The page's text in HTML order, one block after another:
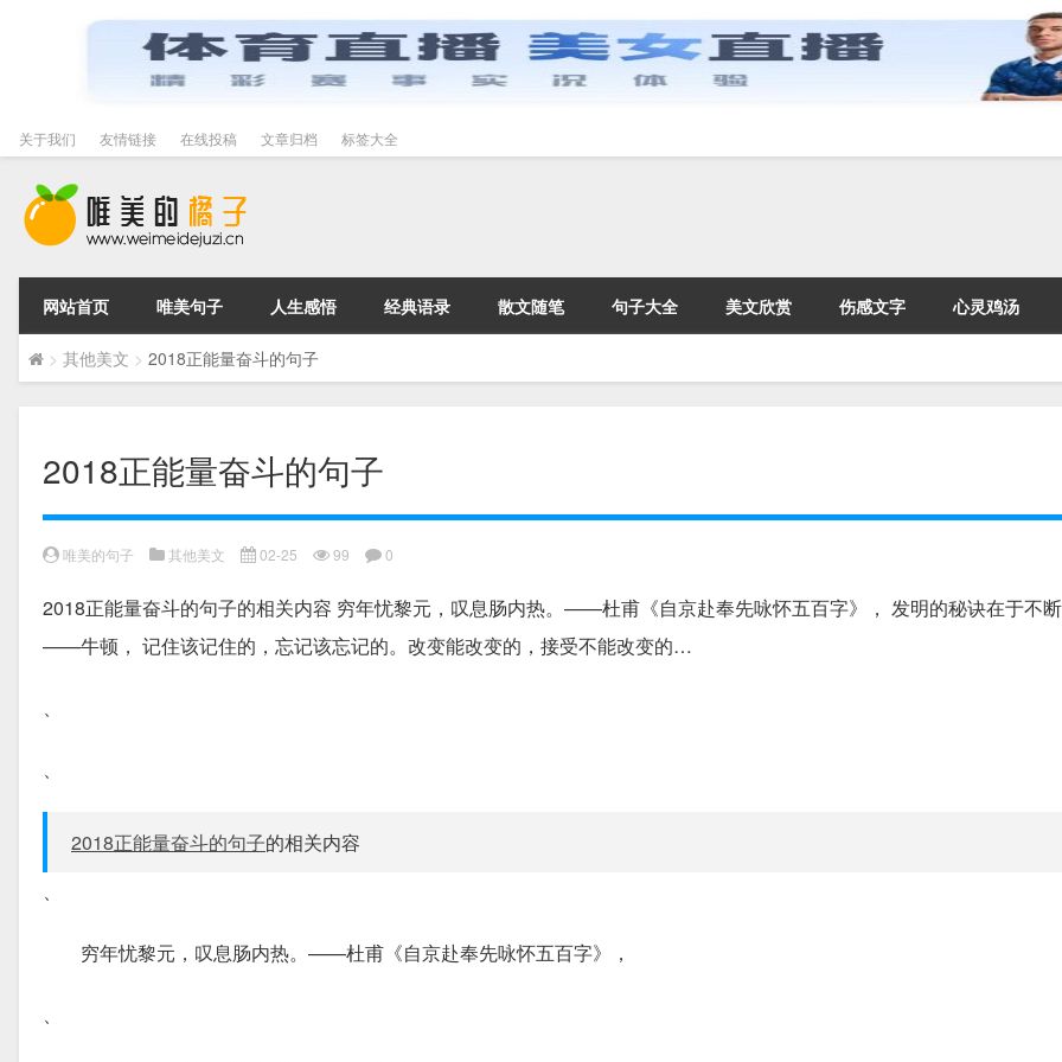
关于我们 友情链接 在线投稿 文章归档 标签大全
网站首页 唯美句子 人生感悟 经典语录 散文随笔 句子大全 美文欣赏 伤感文字 心灵鸡汤
> 其他美文 > 2018正能量奋斗的句子
2018正能量奋斗的句子
唯美的句子 其他美文 02-25 99 0
2018正能量奋斗的句子的相关内容 穷年忧黎元，叹息肠内热。——杜甫《自京赴奉先咏怀五百字》， 发明的秘诀在于不断
——牛顿， 记住该记住的，忘记该忘记的。改变能改变的，接受不能改变的…
、
、
2018正能量奋斗的句子的相关内容
、
穷年忧黎元，叹息肠内热。——杜甫《自京赴奉先咏怀五百字》，
、